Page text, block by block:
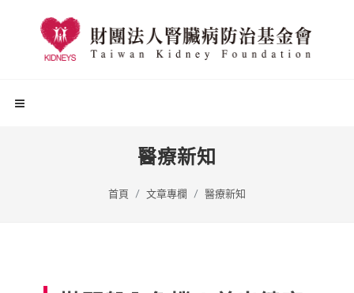
醫療新知
首頁 文章專欄 醫療新知